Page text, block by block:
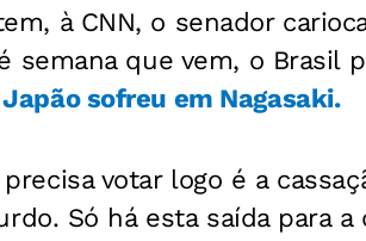
à CNN, o senador
semana que vem, o Brasil
sofreu em Nagasaki.
votar logo é a
Só há esta saída para